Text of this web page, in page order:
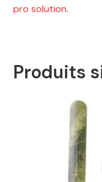
pro solution.
Produits